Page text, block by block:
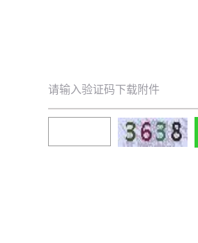
请输入验证码下载附件